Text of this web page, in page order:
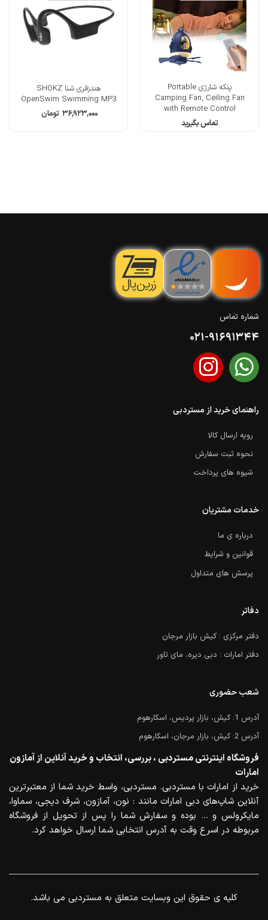
پنکه شارژی Portable
Camping Fan, Ceiling Fan
with Remote Control
تماس بگیرید
هندزفری شنا SHOKZ
OpenSwim Swimming MP3
۳۶,۹۲۳,۰۰۰ تومان
شماره تماس
021-91691344
راهنمای خرید از مستردبی
رویه ارسال کالا
نحوه ثبت سفارش
شیوه های پرداخت
خدمات مشتریان
درباره ی ما
قوانین و شرایط
پرسش های متداول
دفاتر
دفتر مرکزی : کیش بازار مرجان
دفتر امارات : دبی دیره، مای تاور
شعب حضوری
آدرس 1: کیش، بازار پردیس، اسکارهوم
آدرس 2: کیش، بازار مرجان، اسکارهوم
فروشگاه اینترنتی مستردبی ، بررسی، انتخاب و خرید آنلاین از آمازون
امارات
خرید از امارات با مستردبی. مستردبی، واسط خرید شما از معتبرترین
آنلاین شاپ‌های دبی امارات مانند : نون، آمازون، شرف دیجی، سماوا،
مایکرولس و … بوده و سفارش شما را پس از تحویل از فروشگاه
مربوطه در اسرع وقت به آدرس انتخابی شما ارسال خواهد کرد.
.کلیه ی حقوق این وبسایت متعلق به مستردبی می باشد